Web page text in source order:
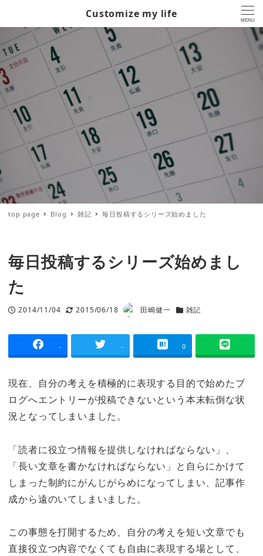
Customize my life
MENU
top page Blog 雑記 毎日投稿するシリーズ始めました
毎日投稿するシリーズ始めまし
た
投稿日
2014/11/04
更新日
2015/06/18
著
田嶋健一
カテゴリー
雑記
- - 0
現在、自分の考えを積極的に表現する目的で始めたブ
ログへエントリーが投稿できないという本末転倒な状
況となってしまいました。
「読者に役立つ情報を提供しなければならない」、
「長い文章を書かなければならない」と自らにかけて
しまった制約にがんじがらめになってしまい、記事作
成から遠のいてしまいました。
この事態を打開するため、自分の考えを短い文章でも
直接役立つ内容でなくても自由に表現する場として、